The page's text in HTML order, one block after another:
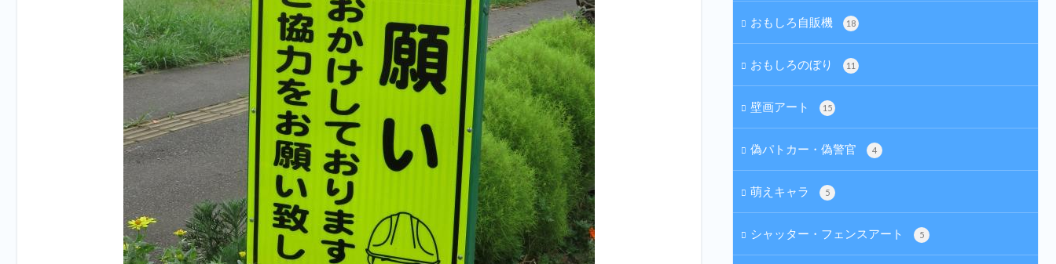
おもしろ自販機 18
おもしろのぼり 11
壁画アート 15
偽パトカー・偽警官 4
萌えキャラ 5
シャッター・フェンスアート 5